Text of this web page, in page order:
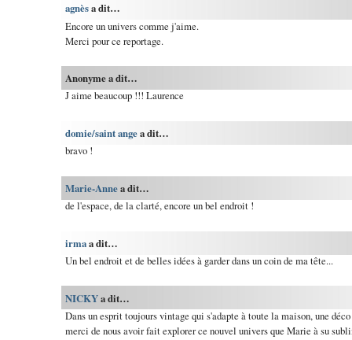
agnèsa dit…
Encore un univers comme j'aime.
Merci pour ce reportage.
Anonyme a dit…
J aime beaucoup !!! Laurence
domie/saint angea dit…
bravo !
Marie-Annea dit…
de l'espace, de la clarté, encore un bel endroit !
irmaa dit…
Un bel endroit et de belles idées à garder dans un coin de ma tête...
NICKYa dit…
Dans un esprit toujours vintage qui s'adapte à toute la maison, une
merci de nous avoir fait explorer ce nouvel univers que Marie à su